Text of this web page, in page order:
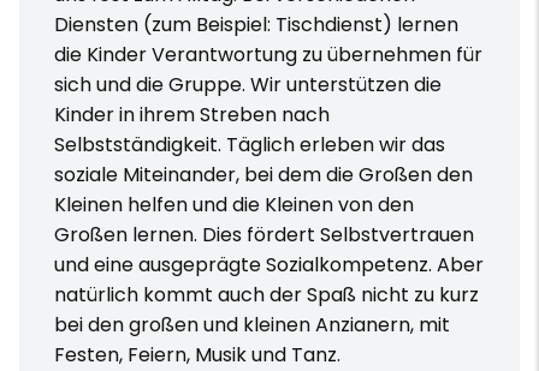
Diensten (zum Beispiel: Tischdienst) lernen
die Kinder Verantwortung zu übernehmen für
sich und die Gruppe. Wir unterstützen die
Kinder in ihrem Streben nach
Selbstständigkeit. Täglich erleben wir das
soziale Miteinander, bei dem die Großen den
Kleinen helfen und die Kleinen von den
Großen lernen. Dies fördert Selbstvertrauen
und eine ausgeprägte Sozialkompetenz. Aber
natürlich kommt auch der Spaß nicht zu kurz
bei den großen und kleinen Anzianern, mit
Festen, Feiern, Musik und Tanz.